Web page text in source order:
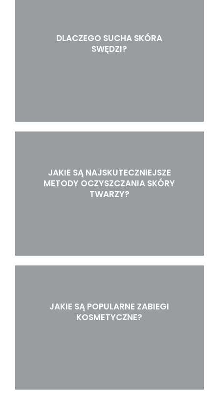
DLACZEGO SUCHA SKÓRA
SWĘDZI?
JAKIE SĄ NAJSKUTECZNIEJSZE
METODY OCZYSZCZANIA SKÓRY
TWARZY?
JAKIE SĄ POPULARNE ZABIEGI
KOSMETYCZNE?